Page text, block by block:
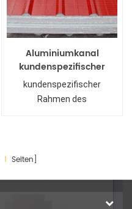
Aluminiumkanal
kundenspezifischer
Rahmen
Aluminiumpfosten
kundenspezifischer
Rahmen des
1 Seiten]